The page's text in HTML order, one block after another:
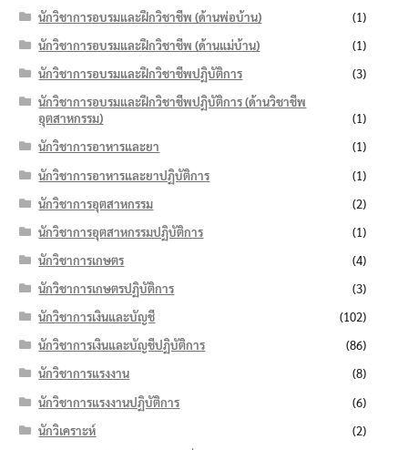
นักวิชาการอบรมและฝึกวิชาชีพ (ด้านพ่อบ้าน)
(1)
นักวิชาการอบรมและฝึกวิชาชีพ (ด้านแม่บ้าน)
(1)
นักวิชาการอบรมและฝึกวิชาชีพปฏิบัติการ
(3)
นักวิชาการอบรมและฝึกวิชาชีพปฏิบัติการ (ด้านวิชาชีพ
อุตสาหกรรม)
(1)
นักวิชาการอาหารและยา
(1)
นักวิชาการอาหารและยาปฏิบัติการ
(1)
นักวิชาการอุตสาหกรรม
(2)
นักวิชาการอุตสาหกรรมปฏิบัติการ
(1)
นักวิชาการเกษตร
(4)
นักวิชาการเกษตรปฏิบัติการ
(3)
นักวิชาการเงินและบัญชี
(102)
นักวิชาการเงินและบัญชีปฏิบัติการ
(86)
นักวิชาการแรงงาน
(8)
นักวิชาการแรงงานปฏิบัติการ
(6)
นักวิเคราะห์
(2)